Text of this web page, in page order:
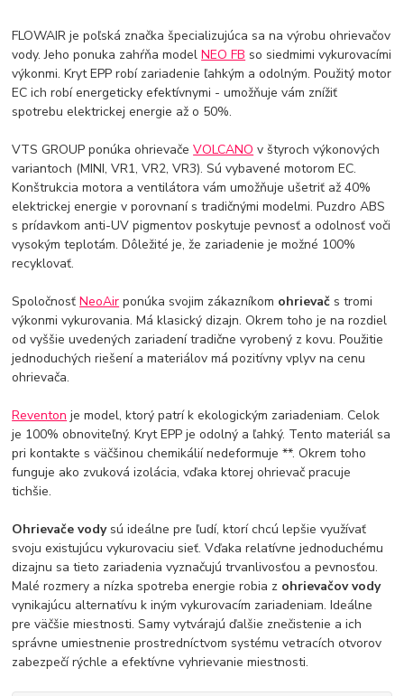
FLOWAIR je poľská značka špecializujúca sa na výrobu ohrievačov
vody. Jeho ponuka zahŕňa modelNEO FB so siedmimi vykurovacími
výkonmi. Kryt EPP robí zariadenie ľahkým a odolným. Použitý motor
EC ich robí energeticky efektívnymi - umožňuje vám znížiť
spotrebu elektrickej energie až o 50%.
VTS GROUP ponúka ohrievačeVOLCANO v štyroch výkonových
variantoch (MINI, VR1, VR2, VR3). Sú vybavené motorom EC.
Konštrukcia motora a ventilátora vám umožňuje ušetriť až 40%
elektrickej energie v porovnaní s tradičnými modelmi. Puzdro ABS
s prídavkom anti-UV pigmentov poskytuje pevnosť a odolnosť voči
vysokým teplotám. Dôležité je, že zariadenie je možné 100%
recyklovať.
SpoločnosťNeoAir ponúka svojim zákazníkom ohrievač s tromi
výkonmi vykurovania. Má klasický dizajn. Okrem toho je na rozdiel
od vyššie uvedených zariadení tradične vyrobený z kovu. Použitie
jednoduchých riešení a materiálov má pozitívny vplyv na cenu
ohrievača.
Reventon je model, ktorý patrí k ekologickým zariadeniam. Celok
je 100% obnoviteľný. Kryt EPP je odolný a ľahký. Tento materiál sa
pri kontakte s väčšinou chemikálií nedeformuje **. Okrem toho
funguje ako zvuková izolácia, vďaka ktorej ohrievač pracuje
tichšie.
Ohrievače vody sú ideálne pre ľudí, ktorí chcú lepšie využívať
svoju existujúcu vykurovaciu sieť. Vďaka relatívne jednoduchému
dizajnu sa tieto zariadenia vyznačujú trvanlivosťou a pevnosťou.
Malé rozmery a nízka spotreba energie robia z ohrievačov vody
vynikajúcu alternatívu k iným vykurovacím zariadeniam. Ideálne
pre väčšie miestnosti. Samy vytvárajú ďalšie znečistenie a ich
správne umiestnenie prostredníctvom systému vetracích otvorov
zabezpečí rýchle a efektívne vyhrievanie miestnosti.